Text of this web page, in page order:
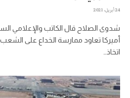
24 أبريل، 2021
شدوى الصلاح قال الكاتب والإعلامي
أميركا تعاود ممارسة الخداع على
اتخاذ…